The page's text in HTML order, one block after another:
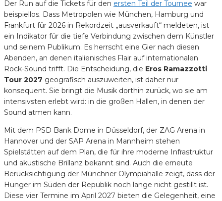
Der Run auf die Tickets für den ersten Teil der Tournee war
beispiellos. Dass Metropolen wie München, Hamburg und
Frankfurt für 2026 in Rekordzeit „ausverkauft“ meldeten, ist
ein Indikator für die tiefe Verbindung zwischen dem Künstler
und seinem Publikum. Es herrscht eine Gier nach diesen
Abenden, an denen italienisches Flair auf internationalen
Rock-Sound trifft. Die Entscheidung, die Eros Ramazzotti
Tour 2027 geografisch auszuweiten, ist daher nur
konsequent. Sie bringt die Musik dorthin zurück, wo sie am
intensivsten erlebt wird: in die großen Hallen, in denen der
Sound atmen kann.
Mit dem PSD Bank Dome in Düsseldorf, der ZAG Arena in
Hannover und der SAP Arena in Mannheim stehen
Spielstätten auf dem Plan, die für ihre moderne Infrastruktur
und akustische Brillanz bekannt sind. Auch die erneute
Berücksichtigung der Münchner Olympiahalle zeigt, dass der
Hunger im Süden der Republik noch lange nicht gestillt ist.
Diese vier Termine im April 2027 bieten die Gelegenheit, eine